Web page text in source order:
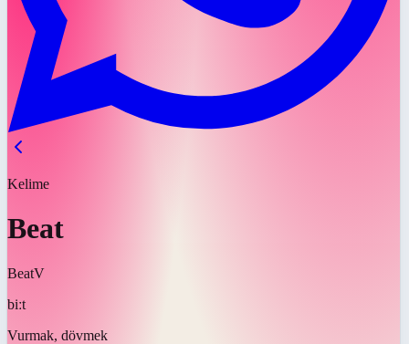
Kelime
Beat
BeatV
biːt
Vurmak, dövmek